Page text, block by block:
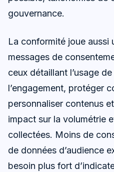
gouvernance.
La conformité joue aussi
messages de
ceux détaillant l’usage
l’engagement, protéger
personnaliser contenus
impact sur la volumétrie
collectées. Moins de
de données d’audience
besoin plus fort